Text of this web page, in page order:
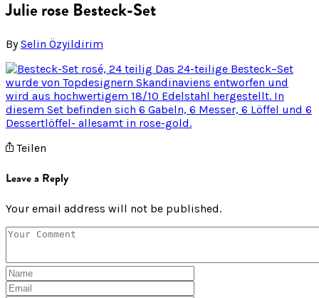
Julie rose Besteck-Set
BySelin Özyildirim
Teilen
Leave a Reply
Your email address will not be published.